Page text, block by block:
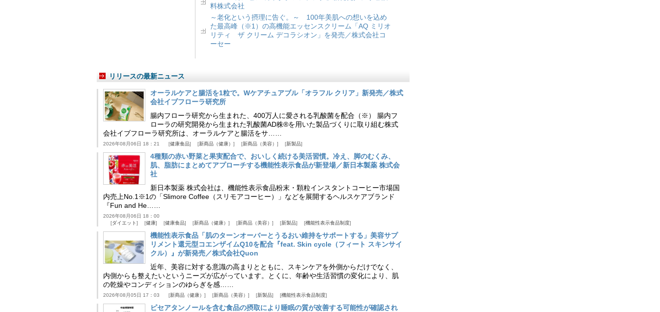
料株式会社
～老化という摂理に告ぐ。～ 100年美肌への想いを込め
た最高峰（※1）の高機能エッセンスクリーム「AQ ミリオ
リティ ザ クリーム デコラシオン」を発売／株式会社コ
ーセー
リリースの最新ニュース
オーラルケアと腸活を1粒で。Wケアチュアブル「オラフル クリア」新発売／株式
会社イブフローラ研究所
腸内フローラ研究から生まれた、400万人に愛される乳酸菌を配合（※） 腸内フ
ローラの研究開発から生まれた乳酸菌AD株®を用いた製品づくりに取り組む株式
会社イブフローラ研究所は、オーラルケアと腸活をサ……
2026年08月06日 18：21 健康食品 新商品（健康） 新商品（美容） 新製品
4種類の赤い野菜と果実配合で、おいしく続ける美活習慣。冷え、脚のむくみ、
肌、脂肪にまとめてアプローチする機能性表示食品が新登場／新日本製薬 株式会
社
新日本製薬 株式会社は、機能性表示食品粉末・顆粒インスタントコーヒー市場国
内売上No.1※1の「Slimore Coffee（スリモアコーヒー）」などを展開するヘルスケアブランド
『Fun and He……
2026年08月06日 18：00
ダイエット
健康 健康食品 新商品（健康） 新商品（美容） 新製品 機能性表示食品制度
機能性表示食品「肌のターンオーバーとうるおい維持をサポートする」美容サプ
リメント還元型コエンザイムQ10を配合『feat. Skin cycle（フィート スキンサイ
クル）』が新発売／株式会社Quon
近年、美容に対する意識の高まりとともに、スキンケアを外側からだけでなく、
内側からも整えたいというニーズが広がっています。とくに、年齢や生活習慣の変化により、肌
の乾燥やコンディションのゆらぎを感……
2026年08月05日 17：03 新商品（健康） 新商品（美容） 新製品 機能性表示食品制度
ピセアタンノールを含む食品の摂取により睡眠の質が改善する可能性が確認され